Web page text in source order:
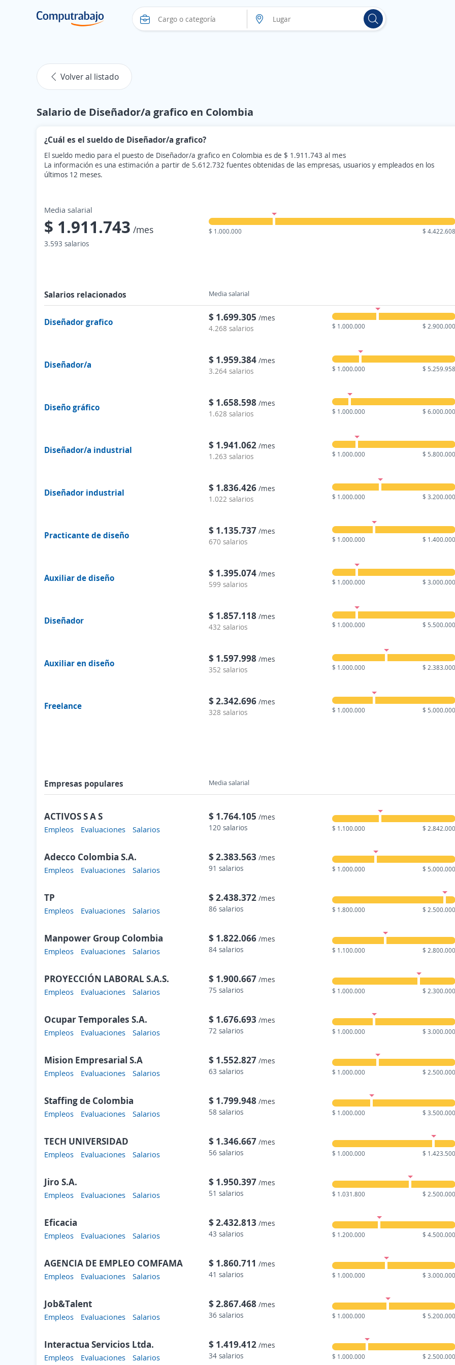
Volver al listado
Salario de Diseñador/a grafico en Colombia
¿Cuál es el sueldo de Diseñador/a grafico?
El sueldo medio para el puesto de Diseñador/a grafico en Colombia es de $ 1.911.743 al mes
La información es una estimación a partir de 5.612.732 fuentes obtenidas de las empresas, usuarios y empleados en los
últimos 12 meses.
Media salarial
$ 1.911.743 /mes
3.593 salarios
$ 1.000.000 $ 4.422.608
Salarios relacionados Media salarial
Diseñador grafico $ 1.699.305 /mes
4.268 salarios
$ 1.000.000 $ 2.900.000
Diseñador/a $ 1.959.384 /mes
3.264 salarios
$ 1.000.000 $ 5.259.958
Diseño gráfico $ 1.658.598 /mes
1.628 salarios
$ 1.000.000 $ 6.000.000
Diseñador/a industrial $ 1.941.062 /mes
1.263 salarios
$ 1.000.000 $ 5.800.000
Diseñador industrial $ 1.836.426 /mes
1.022 salarios
$ 1.000.000 $ 3.200.000
Practicante de diseño $ 1.135.737 /mes
670 salarios
$ 1.000.000 $ 1.400.000
Auxiliar de diseño $ 1.395.074 /mes
599 salarios
$ 1.000.000 $ 3.000.000
Diseñador $ 1.857.118 /mes
432 salarios
$ 1.000.000 $ 5.500.000
Auxiliar en diseño $ 1.597.998 /mes
352 salarios
$ 1.000.000 $ 2.383.000
Freelance $ 2.342.696 /mes
328 salarios
$ 1.000.000 $ 5.000.000
Empresas populares Media salarial
ACTIVOS S A S
Empleos Evaluaciones Salarios
$ 1.764.105 /mes
120 salarios
$ 1.100.000 $ 2.842.000
Adecco Colombia S.A.
Empleos Evaluaciones Salarios
$ 2.383.563 /mes
91 salarios
$ 1.000.000 $ 5.000.000
TP
Empleos Evaluaciones Salarios
$ 2.438.372 /mes
86 salarios
$ 1.800.000 $ 2.500.000
Manpower Group Colombia
Empleos Evaluaciones Salarios
$ 1.822.066 /mes
84 salarios
$ 1.100.000 $ 2.800.000
PROYECCIÓN LABORAL S.A.S.
Empleos Evaluaciones Salarios
$ 1.900.667 /mes
75 salarios
$ 1.000.000 $ 2.300.000
Ocupar Temporales S.A.
Empleos Evaluaciones Salarios
$ 1.676.693 /mes
72 salarios
$ 1.000.000 $ 3.000.000
Mision Empresarial S.A
Empleos Evaluaciones Salarios
$ 1.552.827 /mes
63 salarios
$ 1.000.000 $ 2.500.000
Staffing de Colombia
Empleos Evaluaciones Salarios
$ 1.799.948 /mes
58 salarios
$ 1.000.000 $ 3.500.000
TECH UNIVERSIDAD
Empleos Evaluaciones Salarios
$ 1.346.667 /mes
56 salarios
$ 1.000.000 $ 1.423.500
Jiro S.A.
Empleos Evaluaciones Salarios
$ 1.950.397 /mes
51 salarios
$ 1.031.800 $ 2.500.000
Eficacia
Empleos Evaluaciones Salarios
$ 2.432.813 /mes
43 salarios
$ 1.200.000 $ 4.500.000
AGENCIA DE EMPLEO COMFAMA
Empleos Evaluaciones Salarios
$ 1.860.711 /mes
41 salarios
$ 1.000.000 $ 3.000.000
Job&Talent
Empleos Evaluaciones Salarios
$ 2.867.468 /mes
36 salarios
$ 1.000.000 $ 5.200.000
Interactua Servicios Ltda.
Empleos Evaluaciones Salarios
$ 1.419.412 /mes
34 salarios
$ 1.000.000 $ 2.500.000